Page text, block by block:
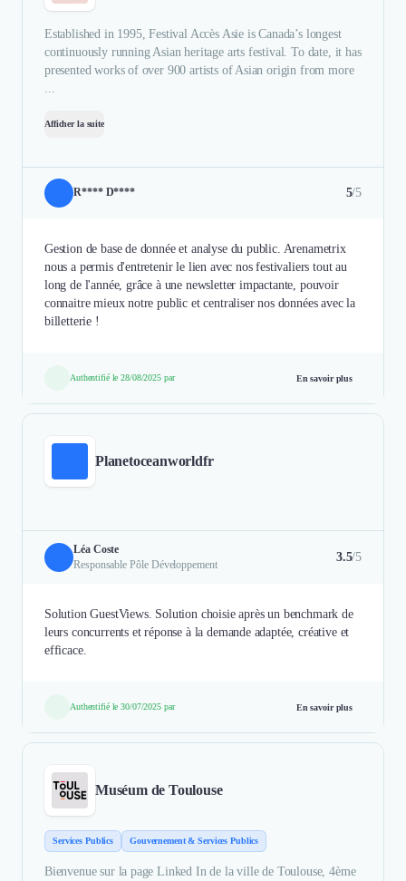
Established in 1995, Festival Accès Asie is Canada’s longest
continuously running Asian heritage arts festival. To date, it has
presented works of over 900 artists of Asian origin from more
Afficher la suite
R**** D**** 5/5
Gestion de base de donnée et analyse du public. Arenametrix
nous a permis d'entretenir le lien avec nos festivaliers tout au
long de l'année, grâce à une newsletter impactante, pouvoir
connaitre mieux notre public et centraliser nos données avec la
billetterie !
Authentifié le 28/08/2025 par En savoir plus
Planetoceanworldfr
Léa Coste
Responsable Pôle Développement
3.5/5
Solution GuestViews. Solution choisie après un benchmark de
leurs concurrents et réponse à la demande adaptée, créative et
efficace.
Authentifié le 30/07/2025 par En savoir plus
Muséum de Toulouse
Services Publics Gouvernement & Services Publics
Bienvenue sur la page Linked In de la ville de Toulouse, 4ème